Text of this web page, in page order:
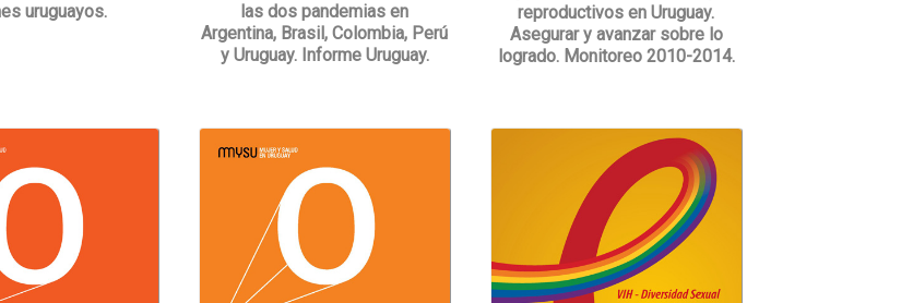
uruguayos.
las dos pandemias en
Argentina, Brasil, Colombia, Perú
y Uruguay. Informe Uruguay.
reproductivos en Uruguay.
Asegurar y avanzar sobre lo
logrado. Monitoreo 2010-2014.